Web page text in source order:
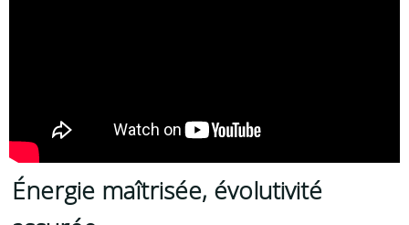
Énergie maîtrisée, évolutivité